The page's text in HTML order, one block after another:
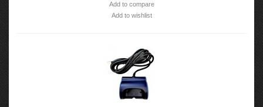
Add to compare
Add to wishlist